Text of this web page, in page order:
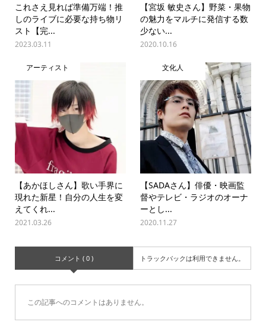
これさえ見れば準備万端！推
しのライブに必要な持ち物リ
スト【完...
2023.03.11
【宮坂 敏史さん】野菜・果物
の魅力をマルチに発信する数
少ない...
2020.10.16
アーティスト
【あかほしさん】歌い手界に
現れた新星！自分の人生を変
えてくれ...
2021.03.26
文化人
【SADAさん】俳優・映画監
督やテレビ・ラジオのオーナ
ーとし...
2020.11.27
コメント ( 0 ) トラックバックは利用できません。
この記事へのコメントはありません。